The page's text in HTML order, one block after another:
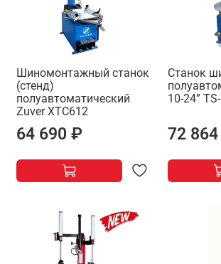
Шиномонтажный станок
(стенд)
полуавтоматический
Zuver XTC612
64 690 ₽
Станок
10-24”
72